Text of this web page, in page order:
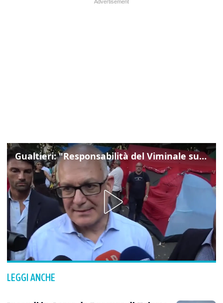
Gualtieri: "Responsabilità del Viminale su Spin Time? La posizione dei partiti è nota"
LEGGI ANCHE